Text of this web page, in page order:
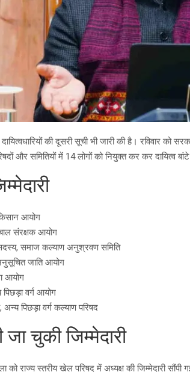
की दूसरी सूची भी जारी की है। रविवार को
और समितियों में 14 लोगों को नियुक्त कर कर दायित्व
आयोग
संरक्षक आयोग
समाज कल्याण अनुश्रवण समिति
जाति आयोग
आयोग
वर्ग आयोग
पिछड़ा वर्ग कल्याण परिषद
चुकी जिम्मेदारी
को राज्य स्तरीय खेल परिषद में अध्यक्ष की जिम्मेदारी